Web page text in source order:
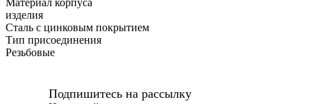
Материал корпуса
изделия
Сталь с цинковым покрытием
Тип присоединения
Резьбовые
Подпишитесь на рассылку